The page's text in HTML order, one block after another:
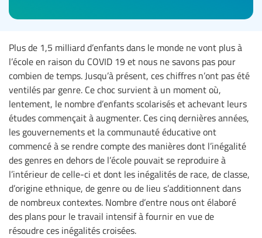
Plus de 1,5 milliard d’enfants dans le monde ne vont plus à
l’école en raison du COVID 19 et nous ne savons pas pour
combien de temps. Jusqu’à présent, ces chiffres n’ont pas été
ventilés par genre. Ce choc survient à un moment où,
lentement, le nombre d’enfants scolarisés et achevant leurs
études commençait à augmenter. Ces cinq dernières années,
les gouvernements et la communauté éducative ont
commencé à se rendre compte des manières dont l’inégalité
des genres en dehors de l’école pouvait se reproduire à
l’intérieur de celle-ci et dont les inégalités de race, de classe,
d’origine ethnique, de genre ou de lieu s’additionnent dans
de nombreux contextes. Nombre d’entre nous ont élaboré
des plans pour le travail intensif à fournir en vue de
résoudre ces inégalités croisées.